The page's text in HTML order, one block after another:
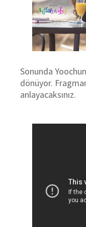
Sonunda
dönüyor.
anlayacaksınız.